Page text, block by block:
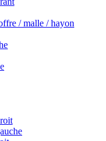
/ malle / hayon